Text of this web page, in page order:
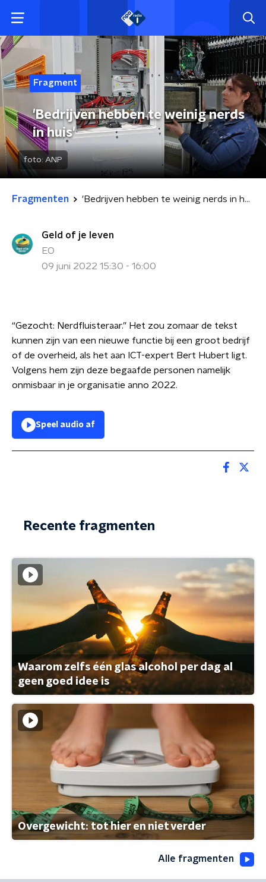
Fragment
'Bedrijven hebben te weinig nerds
in huis'
foto: ANP
Fragmenten 'Bedrijven hebben te weinig nerds in huis'
Geld of je leven
EO
09 juni 2022 15:30 - 16:00
“Gezocht: Nerdfluisteraar.” Het zou zomaar de tekst
kunnen zijn van een nieuwe functie bij een groot bedrijf
of de overheid, als het aan ICT-expert Bert Hubert ligt.
Volgens hem zijn deze begaafde personen namelijk
onmisbaar in je organisatie anno 2022.
Speel audio af
Recente fragmenten
Waarom zelfs één glas alcohol per dag al
geen goed idee is
Overgewicht: tot hier en niet verder
Alle fragmenten